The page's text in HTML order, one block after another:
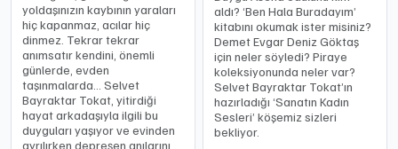
yoldaşınızın kaybının yaraları
hiç kapanmaz, acılar hiç
dinmez. Tekrar tekrar
anımsatır kendini, önemli
günlerde, evden
taşınmalarda… Selvet
Bayraktar Tokat, yitirdiği
hayat arkadaşıyla ilgili bu
duyguları yaşıyor ve evinden
ayrılırken depreşen anılarını
aldı? ‘Ben Hala Buradayım’
kitabını okumak ister misiniz?
Demet Evgar Deniz Göktaş
için neler söyledi? Piraye
koleksiyonunda neler var?
Selvet Bayraktar Tokat’ın
hazırladığı ‘Sanatın Kadın
Sesleri’ köşemiz sizleri
bekliyor.